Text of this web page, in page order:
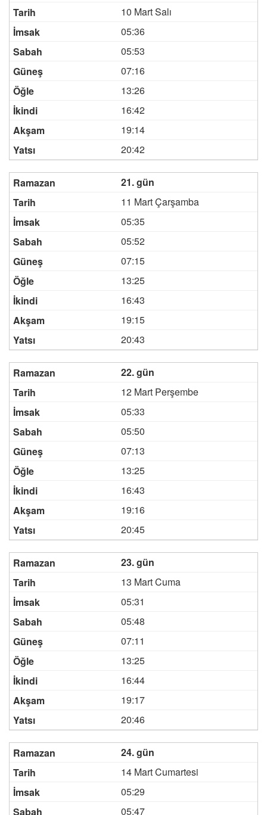
10 Mart Salı
05:36
05:53
07:16
13:26
16:42
19:14
20:42
21. gün
11 Mart Çarşamba
05:35
05:52
07:15
13:25
16:43
19:15
20:43
22. gün
12 Mart Perşembe
05:33
05:50
07:13
13:25
16:43
19:16
20:45
23. gün
13 Mart Cuma
05:31
05:48
07:11
13:25
16:44
19:17
20:46
24. gün
14 Mart Cumartesi
05:29
05:47